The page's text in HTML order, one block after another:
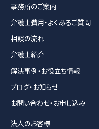
事務所のご案内
弁護士費用・よくあるご質問
相談の流れ
弁護士紹介
解決事例・お役立ち情報
ブログ・お知らせ
お問い合わせ・お申し込み
法人のお客様